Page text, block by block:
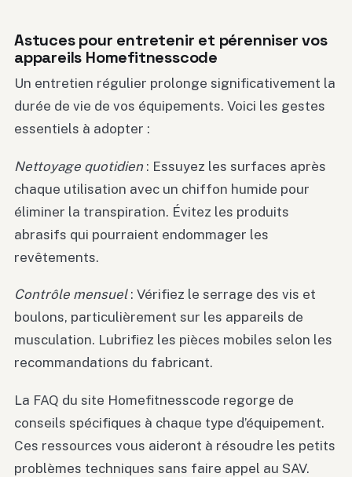
Astuces pour entretenir et pérenniser vos
appareils Homefitnesscode
Un entretien régulier prolonge significativement la
durée de vie de vos équipements. Voici les gestes
essentiels à adopter :
Nettoyage quotidien: Essuyez les surfaces après
chaque utilisation avec un chiffon humide pour
éliminer la transpiration. Évitez les produits
abrasifs qui pourraient endommager les
revêtements.
Contrôle mensuel: Vérifiez le serrage des vis et
boulons, particulièrement sur les appareils de
musculation. Lubrifiez les pièces mobiles selon les
recommandations du fabricant.
La FAQ du site Homefitnesscode regorge de
conseils spécifiques à chaque type d’équipement.
Ces ressources vous aideront à résoudre les petits
problèmes techniques sans faire appel au SAV.